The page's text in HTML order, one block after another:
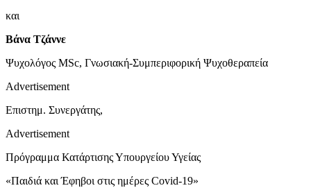
και
Βάνα Τζάννε
Ψυχολόγος MSc, Γνωσιακή-Συμπεριφορική Ψυχοθεραπεία
Advertisement
Επιστημ. Συνεργάτης,
Advertisement
Πρόγραμμα Κατάρτισης Υπουργείου Υγείας
«Παιδιά και Έφηβοι στις ημέρες Covid-19»